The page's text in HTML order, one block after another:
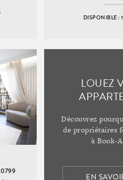
DISPONIBLE :
LOUEZ
Découvrez
de propriétaires
à Book-
EN